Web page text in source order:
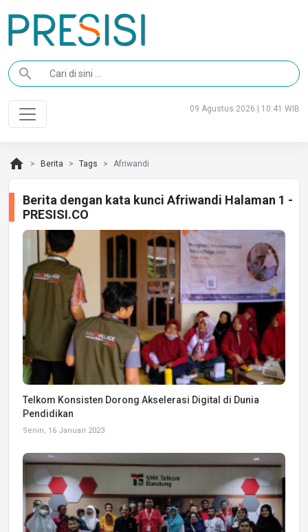
search
09 Agustus 2026 | 10:41 WIB
home Berita Tags Afriwandi
Berita dengan kata kunci Afriwandi Halaman 1 -
PRESISI.CO
Telkom Konsisten Dorong Akselerasi Digital di Dunia
Pendidikan
Senin, 16 Januari 2023